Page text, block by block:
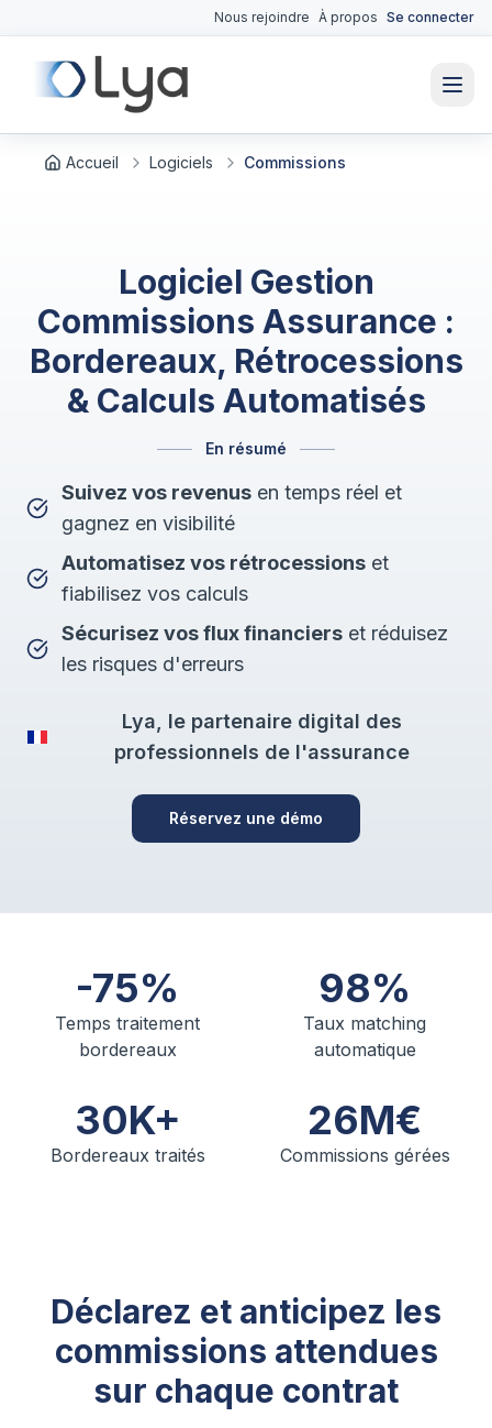
Nous rejoindre À propos Se connecter
Accueil Logiciels Commissions
Logiciel Gestion
Commissions Assurance :
Bordereaux, Rétrocessions
& Calculs Automatisés
En résumé
Suivez vos revenus en temps réel et
gagnez en visibilité
Automatisez vos rétrocessions et
fiabilisez vos calculs
Sécurisez vos flux financiers et réduisez
les risques d'erreurs
Lya, le partenaire digital des
professionnels de l'assurance
Réservez une démo
-75%
Temps traitement
bordereaux
98%
Taux matching
automatique
30K+
Bordereaux traités
26M€
Commissions gérées
Déclarez et anticipez les
commissions attendues
sur chaque contrat